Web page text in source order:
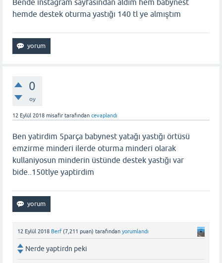
Bende instagram sayfasından aldım hem babynest
hemde destek oturma yastığı 140 tl ye almıştım
0
oy
12 Eylül 2018 misafir tarafından cevaplandı
Ben yatirdim 5parça babynest yatağı yastığı örtüsü
emzirme minderi ilerde oturma minderi olarak
kullaniyosun minderin üstünde destek yastığı var
bide..150tlye yaptirdim
12 Eylül 2018 Berf (7,211 puan) tarafından yorumlandı
Nerde yaptirdn peki